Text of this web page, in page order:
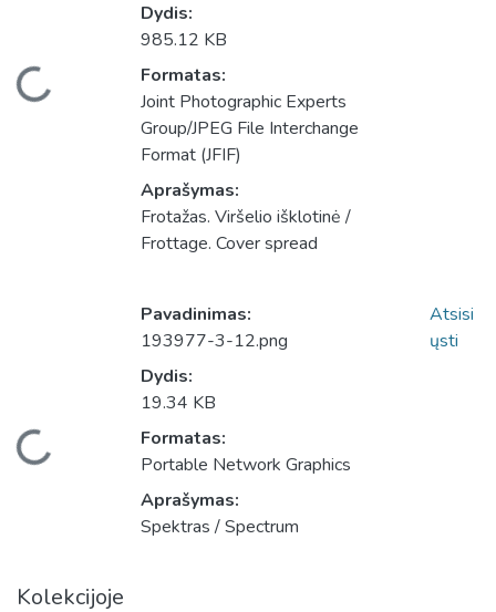
Dydis:
985.12 KB
Formatas:
Joint Photographic Experts
Group/JPEG File Interchange
Format (JFIF)
Aprašymas:
Frotažas. Viršelio išklotinė /
Frottage. Cover spread
Pavadinimas:
193977-3-12.png
Dydis:
19.34 KB
Formatas:
Portable Network Graphics
Aprašymas:
Spektras / Spectrum
Atsisi
ųsti
Kolekcijoje